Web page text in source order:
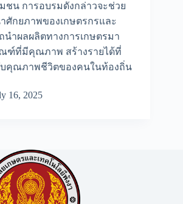
ชน การอบรมดังกล่าวจะช่วย
ศักยภาพของเกษตรกรและ
ำผลผลิตทางการเกษตรมา
ฑ์ที่มีคุณภาพ สร้างรายได้ที่
บคุณภาพชีวิตของคนในท้องถิ่น
16, 2025